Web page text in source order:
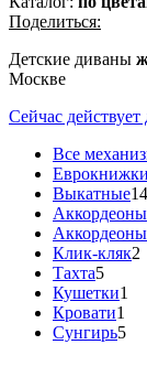
Поделиться:
Детские диваны
Москве
Сейчас
Все
Еврокнижки
Выкатные14
Аккордеоны
Аккордеоны
Клик-кляк2
Тахта5
Кушетки1
Кровати1
Сунгирь5